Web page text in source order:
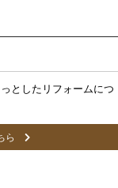
としたリフォームにつ
ら